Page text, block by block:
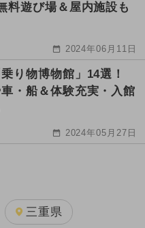
料遊び場＆屋内施設も
2024年06月11日
り物博物館」14選！
・船＆体験充実・入館
2024年05月27日
三重県